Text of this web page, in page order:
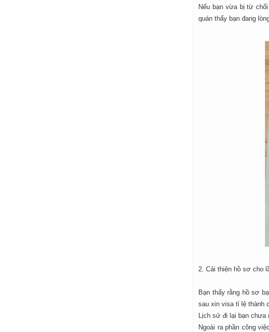
Nếu bạn vừa bị từ
quán thấy bạn đang
2. Cải thiện hồ sơ cho
Bạn thấy rằng hồ sơ
sau xin visa tỉ lệ thành
Lịch sử đi lại bạn chưa
Ngoài ra phần công